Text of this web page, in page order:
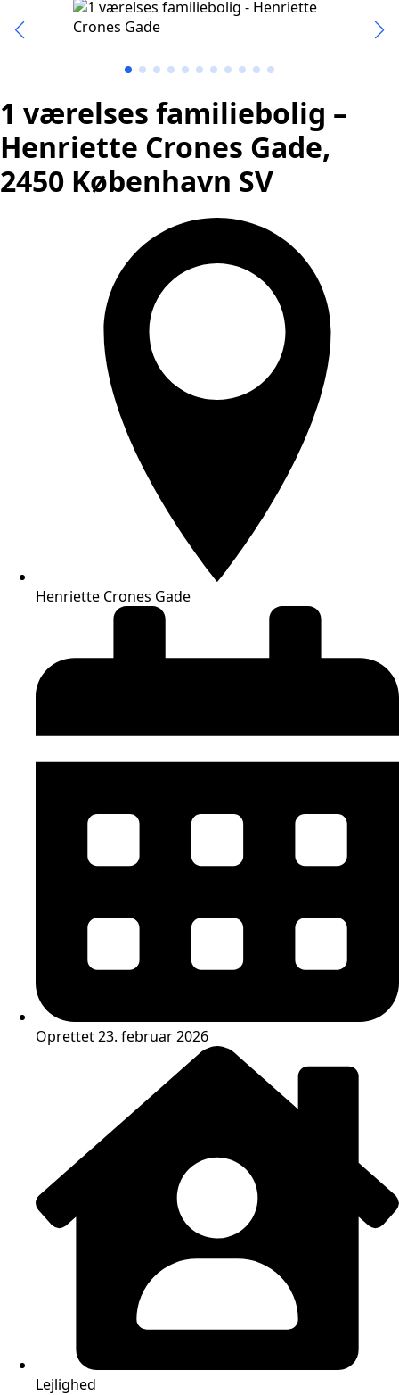
1 værelses familiebolig –
Henriette Crones Gade,
2450 København SV
Henriette Crones Gade
Oprettet 23. februar 2026
Lejlighed